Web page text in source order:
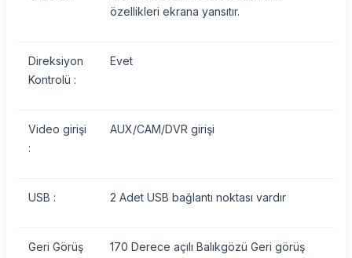
özellikleri ekrana yansıtır.
Direksiyon
Kontrolü :
Evet
Video girişi
:
AUX/CAM/DVR girişi
USB : 2 Adet USB bağlantı noktası vardır
Geri Görüş
170 Derece açılı Balıkgözü Geri görüş